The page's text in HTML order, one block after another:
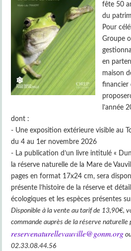
fête 50
du
Pour
Groupe
en
maison
financier
l’année
dont :
- Une exposition extérieure visible au
du 4 au 1er novembre 2026
- La publication d’un livre intitulé «
la réserve naturelle de la Mare de
pages en format 17x24 cm, sera
présente l’histoire de la réserve et
écologiques et les espèces présentes
Disponible à la vente au tarif de 13,90€,
commande auprès de la réserve naturelle
reservenaturellevauville@gonm.org
02.33.08.44.56